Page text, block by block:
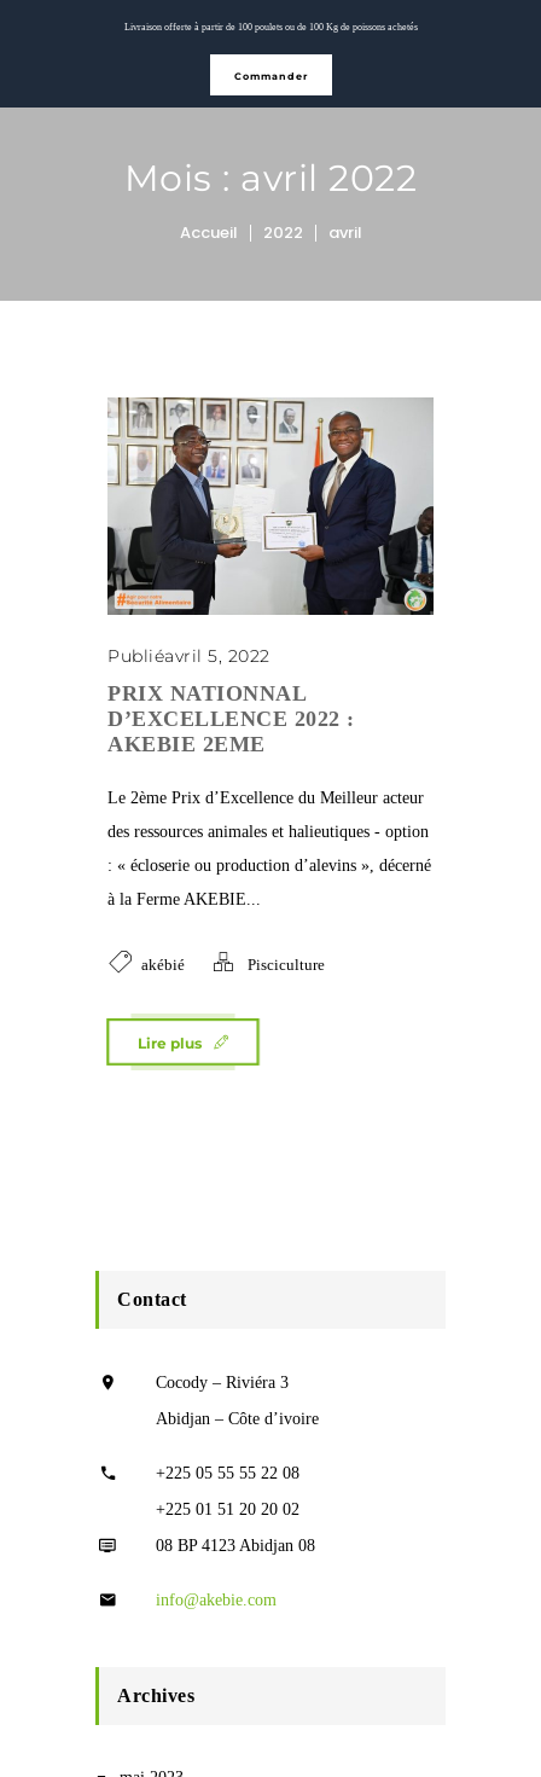
Livraison offerte à partir de 100 poulets ou de 100 Kg de poissons achetés
Commander
Mois : avril 2022
Accueil 2022 avril
Publiéavril 5, 2022
PRIX NATIONNAL
D’EXCELLENCE 2022 :
AKEBIE 2EME
Le 2ème Prix d’Excellence du Meilleur acteur
des ressources animales et halieutiques - option
: « écloserie ou production d’alevins », décerné
à la Ferme AKEBIE...
akébié Pisciculture
Lire plus
Contact
Cocody – Riviéra 3
Abidjan – Côte d’ivoire
+225 05 55 55 22 08
+225 01 51 20 20 02
08 BP 4123 Abidjan 08
info@akebie.com
Archives